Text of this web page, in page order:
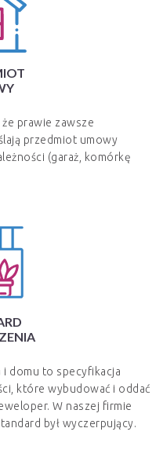
prawie zawsze
przedmiot umowy
(garaż, komórkę
i domu to specyfikacja
które wybudować i oddać
W naszej firmie
był wyczerpujący.